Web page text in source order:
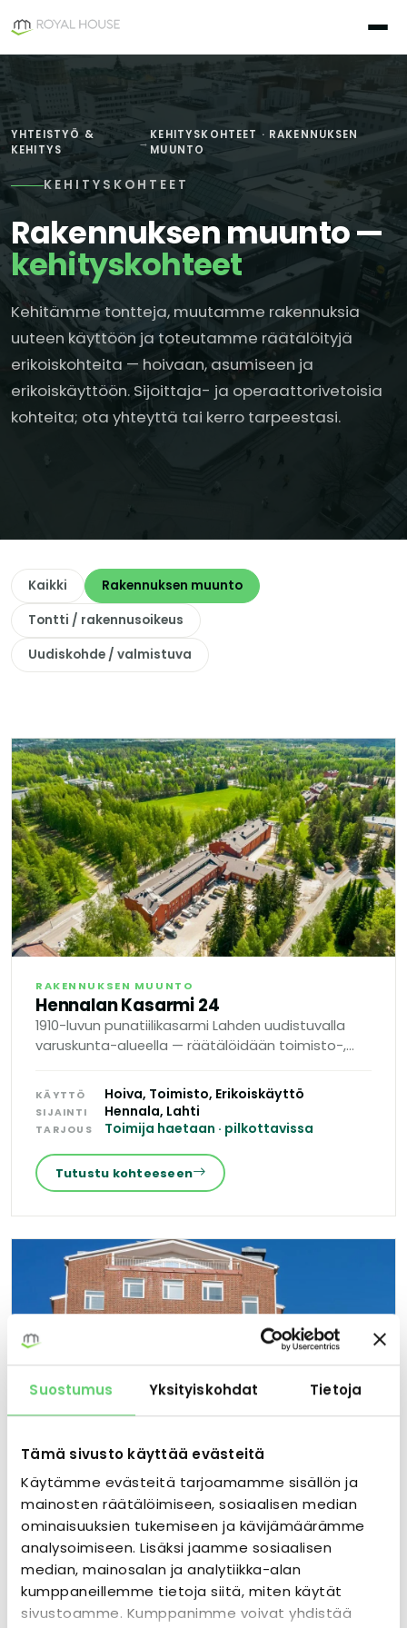
Suostumus Yksityiskohdat Tietoja
Tämä sivusto käyttää evästeitä
Käytämme evästeitä tarjoamamme sisällön ja
mainosten räätälöimiseen, sosiaalisen median
ominaisuuksien tukemiseen ja kävijämäärämme
analysoimiseen. Lisäksi jaamme sosiaalisen
median, mainosalan ja analytiikka-alan
kumppaneillemme tietoja siitä, miten käytät
sivustoamme. Kumppanimme voivat yhdistää
sisältöön
YHTEISTYÖ &
KEHITYS
→
KEHITYSKOHTEET · RAKENNUKSEN
MUUNTO
KEHITYSKOHTEET
Rakennuksen muunto —
kehityskohteet
Kehitämme tontteja, muutamme rakennuksia
uuteen käyttöön ja toteutamme räätälöityjä
erikoiskohteita — hoivaan, asumiseen ja
erikoiskäyttöön. Sijoittaja- ja operaattorivetoisia
kohteita; ota yhteyttä tai kerro tarpeestasi.
Kaikki
Rakennuksen muunto
Tontti / rakennusoikeus
Uudiskohde / valmistuva
RAKENNUKSEN MUUNTO
Hennalan Kasarmi 24
1910-luvun punatiilikasarmi Lahden uudistuvalla
varuskunta-alueella — räätälöidään toimisto-,
KÄYTTÖ Hoiva, Toimisto, Erikoiskäyttö
SIJAINTI Hennala, Lahti
TARJOUS Toimija haetaan · pilkottavissa
Tutustu kohteeseen
RAKENNUKSEN MUUNTO
Kukkula Rakennus 5
Asuin- ja toimistorunko kehitettäväksi asunnoiksi
tai hoivaksi — kaava valmistuu kesällä 2026.
KÄYTTÖ Hoiva, Vuokra-asunnot
SIJAINTI Kukkula, Jyväskylä